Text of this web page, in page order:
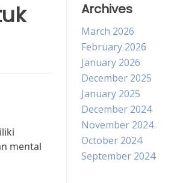
mental
Archives
March 2026
February 2026
January 2026
December 2025
January 2025
December 2024
November 2024
October 2024
September 2024